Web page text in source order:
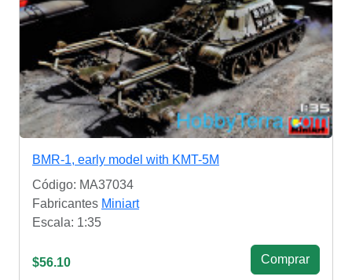
BMR-1, early model with KMT-5M
Código: MA37034
Fabricantes Miniart
Escala: 1:35
$56.10 Сomprar